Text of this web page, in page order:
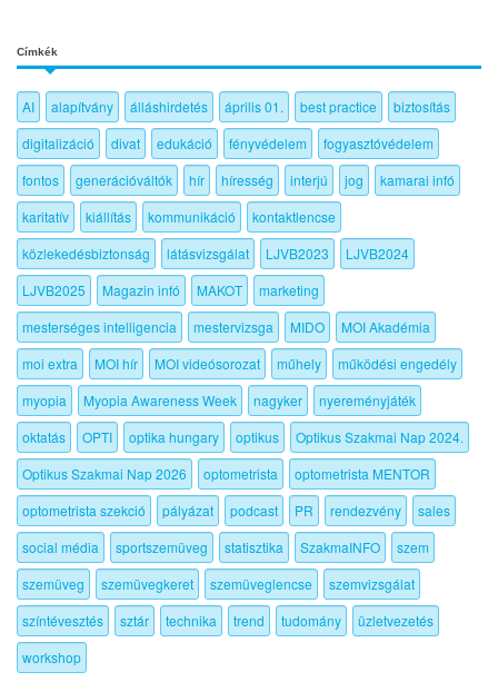
Címkék
AI alapítvány álláshirdetés április 01. best practice
biztosítás
digitalizáció
divat edukáció fényvédelem
fogyasztóvédelem
fontos
generációváltók hír híresség interjú jog
kamarai infó
karitatív
kiállítás kommunikáció
kontaktlencse
közlekedésbiztonság
látásvizsgálat LJVB2023
LJVB2024
LJVB2025
Magazin infó MAKOT
marketing
mesterséges intelligencia
mestervizsga MIDO
MOI Akadémia
moi extra
MOI hír MOI videósorozat műhely
működési engedély
myopia
Myopia Awareness Week nagyker
nyereményjáték
oktatás
OPTI optika hungary optikus
Optikus Szakmai Nap 2024.
Optikus Szakmai Nap 2026
optometrista
optometrista MENTOR
optometrista szekció
pályázat podcast PR rendezvény
sales
social média
sportszemüveg statisztika SzakmaINFO
szem
szemüveg
szemüvegkeret szemüveglencse
szemvizsgálat
színtévesztés
sztár technika trend tudomány
üzletvezetés
workshop